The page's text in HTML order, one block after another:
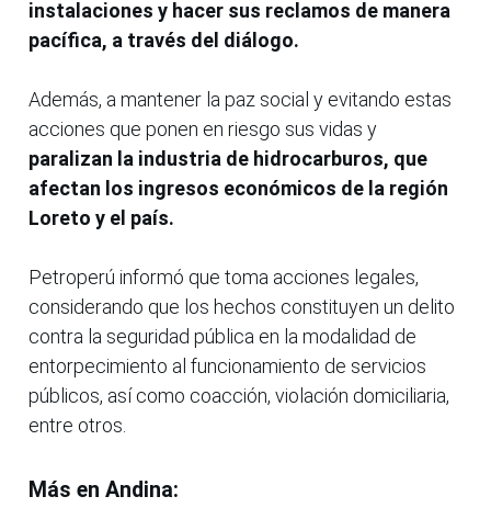
instalaciones y hacer sus reclamos de manera
pacífica, a través del diálogo.
Además, a mantener la paz social y evitando estas
acciones que ponen en riesgo sus vidas y
paralizan la industria de hidrocarburos, que
afectan los ingresos económicos de la región
Loreto y el país.
Petroperú informó que toma acciones legales,
considerando que los hechos constituyen un delito
contra la seguridad pública en la modalidad de
entorpecimiento al funcionamiento de servicios
públicos, así como coacción, violación domiciliaria,
entre otros.
Más en Andina: